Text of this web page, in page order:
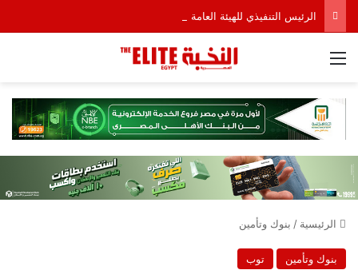
القائمة
الرئيسية / بنوك وتأمين
بنوك وتأمين توب